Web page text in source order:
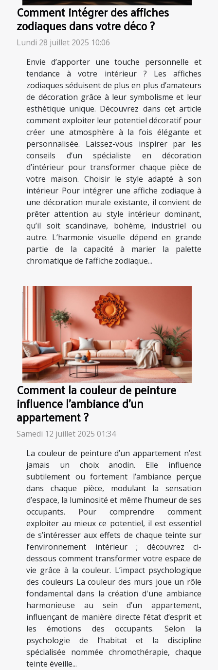
Comment intégrer des affiches
zodiaques dans votre déco ?
Lundi 28 juillet 2025 10:06
Envie d’apporter une touche personnelle et
tendance à votre intérieur ? Les affiches
zodiaques séduisent de plus en plus d’amateurs
de décoration grâce à leur symbolisme et leur
esthétique unique. Découvrez dans cet article
comment exploiter leur potentiel décoratif pour
créer une atmosphère à la fois élégante et
personnalisée. Laissez-vous inspirer par les
conseils d’un spécialiste en décoration
d’intérieur pour transformer chaque pièce de
votre maison. Choisir le style adapté à son
intérieur Pour intégrer une affiche zodiaque à
une décoration murale existante, il convient de
prêter attention au style intérieur dominant,
qu’il soit scandinave, bohème, industriel ou
autre. L’harmonie visuelle dépend en grande
partie de la capacité à marier la palette
chromatique de l’affiche zodiaque...
Comment la couleur de peinture
influence l'ambiance d'un
appartement ?
Samedi 12 juillet 2025 01:34
La couleur de peinture d’un appartement n’est
jamais un choix anodin. Elle influence
subtilement ou fortement l’ambiance perçue
dans chaque pièce, modulant la sensation
d’espace, la luminosité et même l’humeur de ses
occupants. Pour comprendre comment
exploiter au mieux ce potentiel, il est essentiel
de s’intéresser aux effets de chaque teinte sur
l’environnement intérieur ; découvrez ci-
dessous comment transformer votre espace de
vie grâce à la couleur. L’impact psychologique
des couleurs La couleur des murs joue un rôle
fondamental dans la création d'une ambiance
harmonieuse au sein d’un appartement,
influençant de manière directe l’état d’esprit et
les émotions des occupants. Selon la
psychologie de l’habitat et la discipline
spécialisée nommée chromothérapie, chaque
teinte éveille...